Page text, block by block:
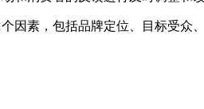
因素，包括品牌定位、目标受众